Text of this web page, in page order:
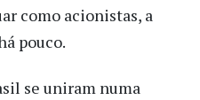
como acionistas, a
pouco.
se uniram numa